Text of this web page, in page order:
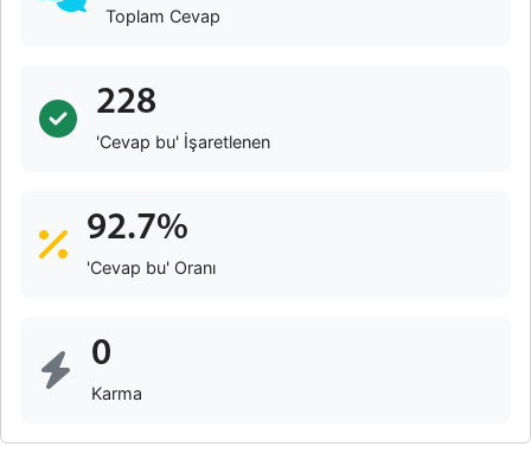
Toplam Cevap
228
'Cevap bu' İşaretlenen
92.7%
'Cevap bu' Oranı
0
Karma